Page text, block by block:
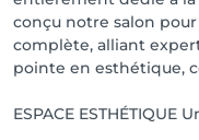
SOINS SUR MESURE.
Notre institut vous
prestations alliant
conçu notre salon
complète, alliant
pointe en esthétique,
ESPACE